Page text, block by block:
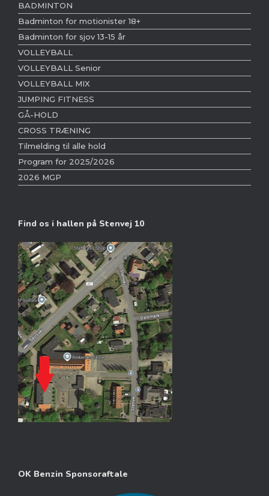
BADMINTON
Badminton for motionister 18+
Badminton for sjov 13-15 år
VOLLEYBALL
VOLLEYBALL Senior
VOLLEYBALL MIX
JUMPING FITNESS
GÅ-HOLD
CROSS TRÆNING
Tilmelding til alle hold
Program for 2025/2026
2026 MGP
Find os i hallen på Stenvej 10
OK Benzin Sponsoraftale